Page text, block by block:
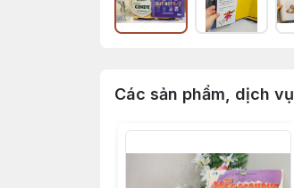
Các sản phẩm, dịch